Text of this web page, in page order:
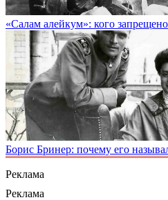
«Салам алейкум»: кого
Борис Бринер: почему его
Реклама
Реклама